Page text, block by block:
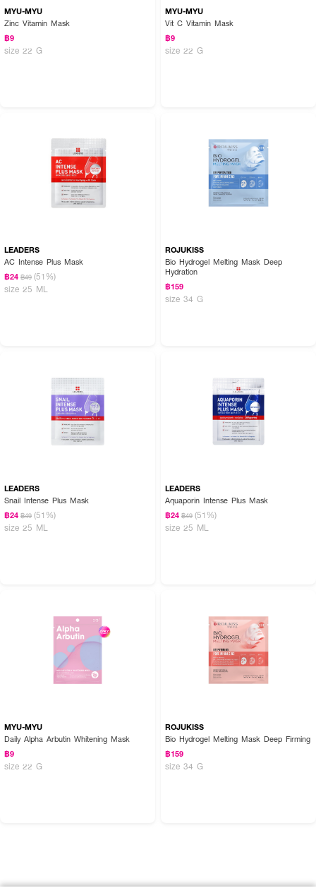
MYU-MYU
Zinc Vitamin Mask
฿9
size 22 G
MYU-MYU
Vit C Vitamin Mask
฿9
size 22 G
LEADERS
AC Intense Plus Mask
฿24 ฿49 (51%)
size 25 ML
ROJUKISS
Bio Hydrogel Melting Mask Deep
Hydration
฿159
size 34 G
LEADERS
Snail Intense Plus Mask
฿24 ฿49 (51%)
size 25 ML
LEADERS
Aquaporin Intense Plus Mask
฿24 ฿49 (51%)
size 25 ML
MYU-MYU
Daily Alpha Arbutin Whitening Mask
฿9
size 22 G
ROJUKISS
Bio Hydrogel Melting Mask Deep Firming
฿159
size 34 G